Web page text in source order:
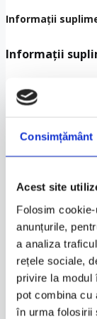
Consimțământ
Acest site
Folosim
anunțurile,
a analiza
rețele sociale,
privire la modul
pot combina cu
în urma folosirii
Informații
Informații
Greutate
Dimensiuni
Gen
Tip produs
Brand
Fabricat in